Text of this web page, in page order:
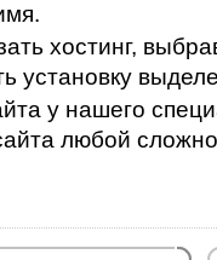
хостинг,
установку
у нашего
любой